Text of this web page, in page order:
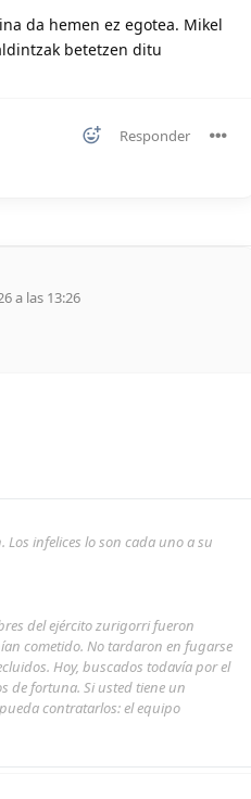
da hemen ez egotea. Mikel
betetzen ditu
Responder
a las 13:26
Los infelices lo son cada uno a su
del ejército zurigorri fueron
cometido. No tardaron en fugarse
Hoy, buscados todavía por el
de fortuna. Si usted tiene un
contratarlos: el equipo